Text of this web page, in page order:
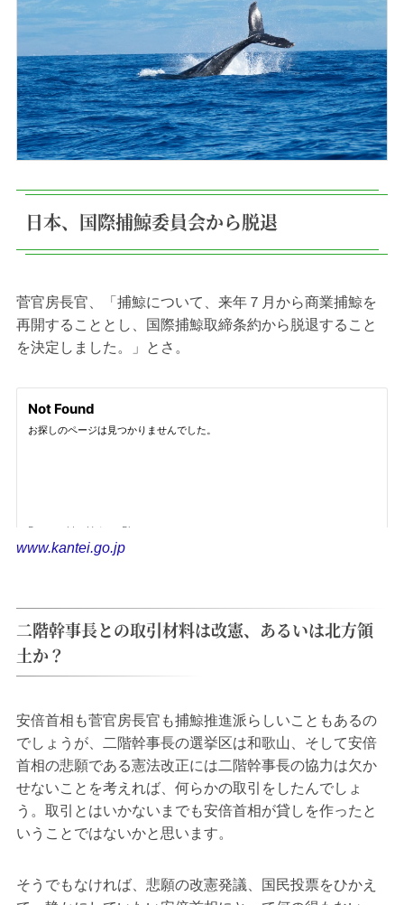
日本、国際捕鯨委員会から脱退
菅官房長官、「捕鯨について、来年７月から商業捕鯨を
再開することとし、国際捕鯨取締条約から脱退すること
を決定しました。」とさ。
www.kantei.go.jp
二階幹事長との取引材料は改憲、あるいは北方領
土か？
安倍首相も菅官房長官も捕鯨推進派らしいこともあるの
でしょうが、二階幹事長の選挙区は和歌山、そして安倍
首相の悲願である憲法改正には二階幹事長の協力は欠か
せないことを考えれば、何らかの取引をしたんでしょ
う。取引とはいかないまでも安倍首相が貸しを作ったと
いうことではないかと思います。
そうでもなければ、悲願の改憲発議、国民投票をひかえ